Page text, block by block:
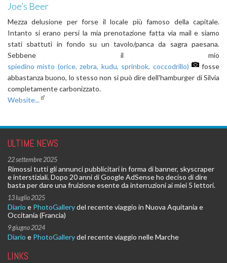
Joe’s Beer
Mezza delusione per forse il locale più famoso della capitale.
Intanto si erano persi la mia prenotazione fatta via mail e siamo
stati sbattuti in fondo su un tavolo/panca da sagra paesana.
Sebbene il mio
spiedino misto (orice, zebra, kudu, sprinbok, coccodrillo)
fosse
abbastanza buono, lo stesso non si può dire dell'hamburger di Silvia
completamente carbonizzato.
Website...
ULTIME NEWS
22 settembre 2025
Rimossi tutti gli annunci pubblicitari in forma di banner, skyscraper
e interstiziali. Dopo 20 anni di Google AdSense ho deciso di dire
basta per dare una fruizione esente da interruzioni ai miei 5 lettori.
13 luglio 2025
Diario e PhotoGallerydel recente viaggio in Nuova Aquitania e
Occitania (Francia)
9 giugno 2024
Diario e PhotoGallerydel recente viaggio nelle Marche
LINKS